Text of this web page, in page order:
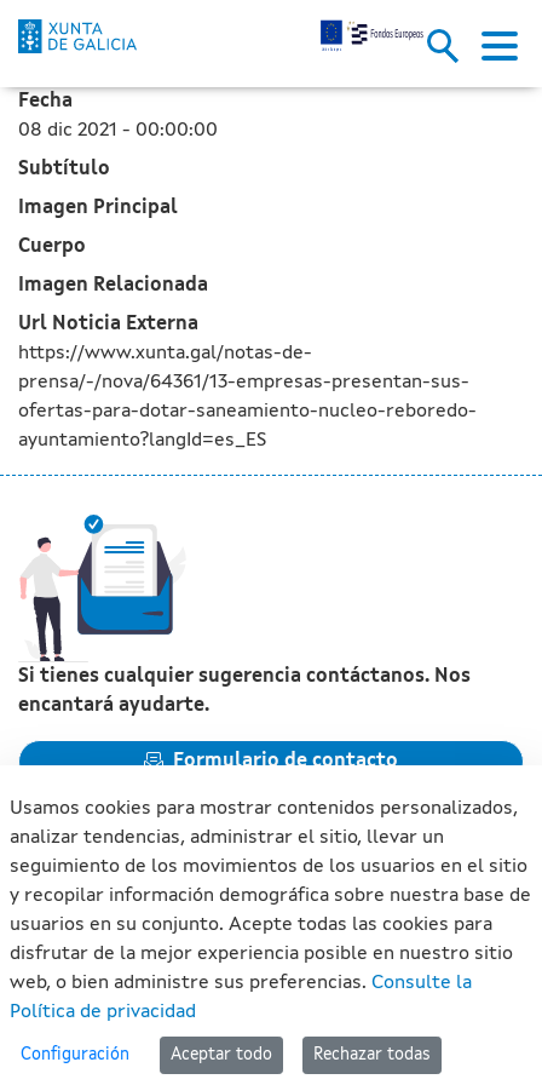
13 empresas presentan sus
Saltar al contenido principal
Fecha
08 dic 2021 - 00:00:00
Subtítulo
Imagen Principal
Cuerpo
Imagen Relacionada
Url Noticia Externa
https://www.xunta.gal/notas-de-
prensa/-/nova/64361/13-empresas-presentan-sus-
ofertas-para-dotar-saneamiento-nucleo-reboredo-
ayuntamiento?langId=es_ES
Si tienes cualquier sugerencia contáctanos. Nos
encantará ayudarte.
Formulario de contacto
Xunta de Galicia. Información mantenida y publicada en
internet por la Xunta de Galicia
Atención a la ciudadanía
Accesibilidad
Usamos cookies para mostrar contenidos personalizados,
analizar tendencias, administrar el sitio, llevar un
seguimiento de los movimientos de los usuarios en el sitio
y recopilar información demográfica sobre nuestra base de
usuarios en su conjunto. Acepte todas las cookies para
disfrutar de la mejor experiencia posible en nuestro sitio
web, o bien administre sus preferencias. Consulte la
Política de privacidad
Configuración Aceptar todo Rechazar todas